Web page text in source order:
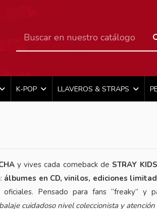
K-POP LLAVEROS & STRAPS
y vives cada comeback deSTRAY KIDS
álbumes en CD, vinilos, ediciones
oficiales. Pensado para fans “freaky” y
cuidadoso nivel coleccionista y atención